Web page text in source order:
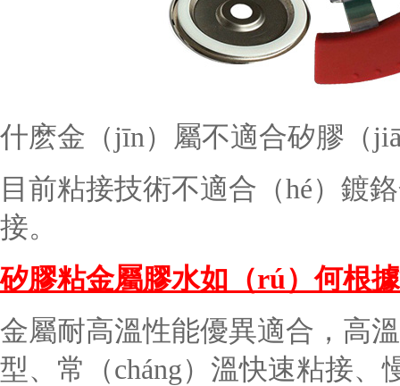
什麽金（jīn）屬不適合矽膠（
目前粘接技術不適合（hé） 鍍
接。
矽膠粘金屬膠水如（rú）何根
金屬耐高溫性能優異適合，高
型、常（cháng）溫快速粘接、